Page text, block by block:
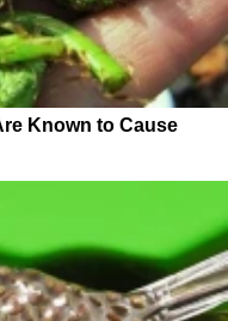
Known to Cause